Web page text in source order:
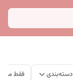
دسته‌بندی فقط